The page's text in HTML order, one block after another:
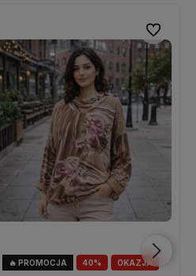
40% OKAZJA
🔥 PROMOCJA
Do